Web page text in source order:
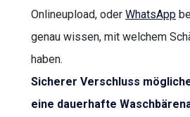
Onlineupload, oder WhatsApp
genau wissen, mit welchem
haben.
Sicherer Verschluss
eine dauerhafte